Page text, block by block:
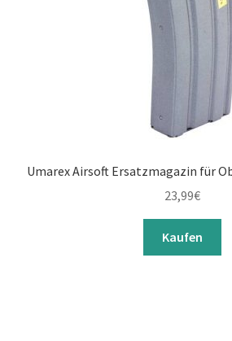
Umarex Airsoft Ersatzmagazin für
23,99€
Kaufen